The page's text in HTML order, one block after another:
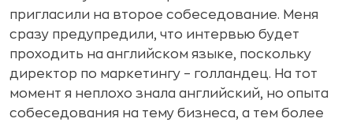
пригласили на второе собеседование. Меня
сразу предупредили, что интервью будет
проходить на английском языке, поскольку
директор по маркетингу – голландец. На тот
момент я неплохо знала английский, но опыта
собеседования на тему бизнеса, а тем более